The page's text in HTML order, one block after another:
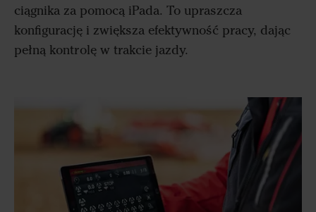
ciągnika za pomocą iPada. To upraszcza
konfigurację i zwiększa efektywność pracy, dając
pełną kontrolę w trakcie jazdy.